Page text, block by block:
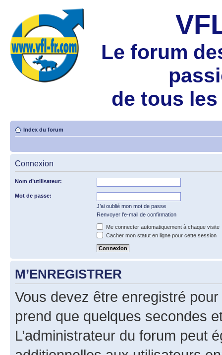
Le forum
de tous
Index du forum
Connexion
Nom d’utilisateur:
Mot de passe:
J’ai oublié mon mot de passe
Renvoyer l’e-mail de confirmation
Me connecter automatiquement à chaque visite
Cacher mon statut en ligne pour cette session
M’ENREGISTRER
Vous devez être enregistré
prend que quelques secondes
L’administrateur du forum peut